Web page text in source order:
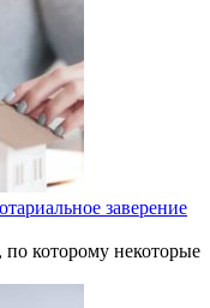
заверение
которому некоторые